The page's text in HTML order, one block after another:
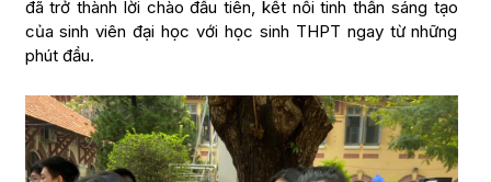
đã trở thành lời chào đầu tiên, kết nối tinh thần sáng tạo
của sinh viên đại học với học sinh THPT ngay từ những
phút đầu.